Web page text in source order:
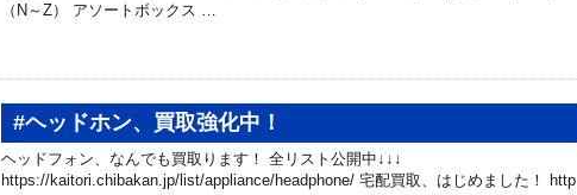
（N～Z） アソートボックス …
#ヘッドホン、買取強化中！
ヘッドフォン、なんでも買取ります！ 全リスト公開中↓↓↓
https://kaitori.chibakan.jp/list/appliance/headphone/ 宅配買取、はじめました！ http